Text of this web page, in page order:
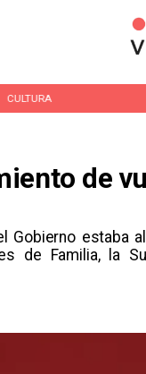
CULTURA
de
Gobierno estaba
de Familia, la